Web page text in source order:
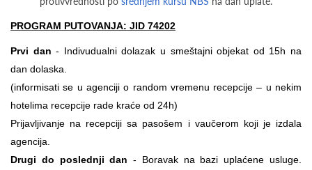
PROGRAM PUTOVANJA: JID 74202
Prvi dan- Indivudualni dolazak u smeštajni objekat od 15h na
dan dolaska.
(informisati se u agenciji o random vremenu recepcije – u nekim
hotelima recepcije rade kraće od 24h)
Prijavljivanje na recepciji sa pasošem i vaučerom koji je izdala
agencija.
Drugi do poslednji dan- Boravak na bazi uplaćene usluge.